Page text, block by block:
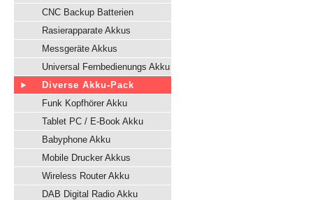
CNC Backup Batterien
Rasierapparate Akkus
Messgeräte Akkus
Universal Fernbedienungs Akku
Diverse Akku-Pack
Funk Kopfhörer Akku
Tablet PC / E-Book Akku
Babyphone Akku
Mobile Drucker Akkus
Wireless Router Akku
DAB Digital Radio Akku